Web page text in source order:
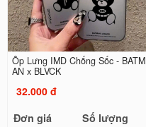
Ốp Lưng IMD Chống Sốc - BATM
AN x BLVCK
32.000 đ
Đơn giá
Số lượng